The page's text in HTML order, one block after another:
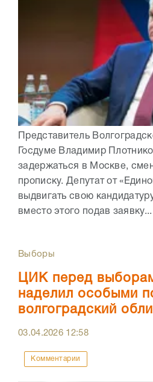
Представитель
Госдуме Владимир
задержаться в Москве,
прописку. Депутат от
выдвигать свою
вместо этого подав заявку...
Выборы
ЦИК перед
наделил особыми
волгоградский
03.04.2026 12:58
Комментарии